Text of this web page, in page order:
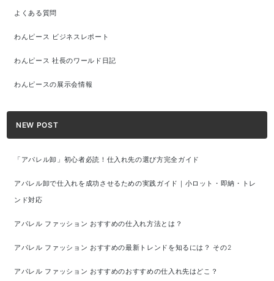
よくある質問
わんピース ビジネスレポート
わんピース 社長のワールド日記
わんピースの展示会情報
NEW POST
「アパレル卸」初心者必読！仕入れ先の選び方完全ガイド
アパレル卸で仕入れを成功させるための実践ガイド｜小ロット・即納・トレ
ンド対応
アパレル ファッション おすすめの仕入れ方法とは？
アパレル ファッション おすすめの最新トレンドを知るには？ その2
アパレル ファッション おすすめのおすすめの仕入れ先はどこ？